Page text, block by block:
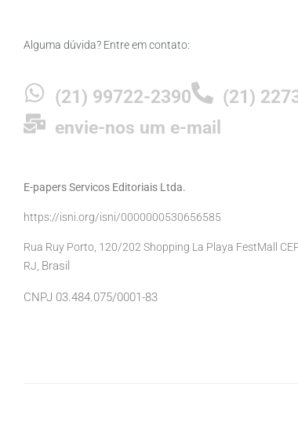
Alguma dúvida? Entre em contato:
(21) 99722-2390
(21)
envie-nos um e-mail
E-papers Servicos Editoriais Ltda.
https://isni.org/isni/0000000530656585
Rua Ruy Porto, 120/202 Shopping La Playa FestMall
RJ, Brasil
CNPJ 03.484.075/0001-83